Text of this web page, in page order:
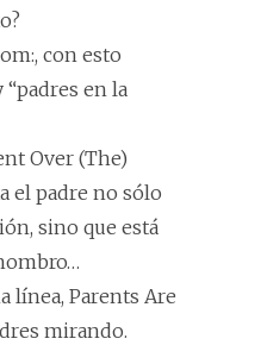
con esto
“padres en la
Over (The)
el padre no sólo
sino que está
línea, Parents Are
mirando.